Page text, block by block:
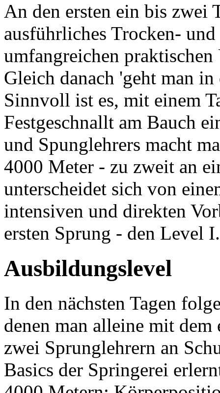
An den ersten ein bis zwei
ausführliches Trocken-
umfangreichen
Gleich danach 'geht man
Sinnvoll ist es, mit einem
Festgeschnallt am Bauch
und Spunglehrers macht
4000 Meter - zu zweit an
unterscheidet sich von
intensiven und direkten
ersten Sprung - den Level I.
Ausbildungslevel
In den nächsten Tagen
denen man alleine mit
zwei Sprunglehrern an
Basics der Springerei